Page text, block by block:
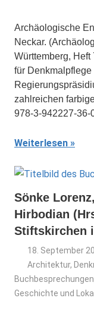
Archäologische
Neckar.
Württemberg,
für
zahlreichen
978-3-942227-36-
Weiterlesen
Sönke
Hirbodian
Stiftskirchen
18. September
Architektur,
Buchbesprechungen
Geschichte und